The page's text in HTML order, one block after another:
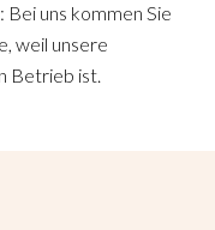
Bei uns kommen Sie
weil unsere
Betrieb ist.